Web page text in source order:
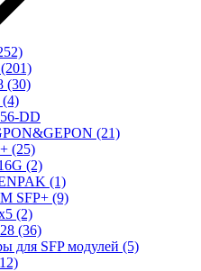
(201)
(30)
(4)
DD
(21)
(25)
(2)
(1)
SFP+ (9)
(2)
(36)
для SFP модулей (5)